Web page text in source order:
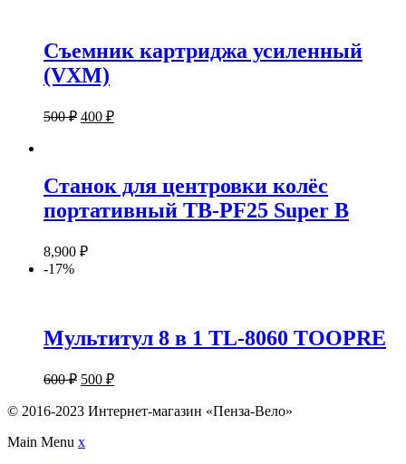
Съемник картриджа усиленный
(VXM)
500₽ 400 ₽
Станок для центровки колёс
портативный ТВ-PF25 Super B
8,900 ₽
-17%
Мультитул 8 в 1 TL-8060 TOOPRE
600₽ 500 ₽
© 2016-2023 Интернет-магазин «Пенза-Вело»
Main Menu x